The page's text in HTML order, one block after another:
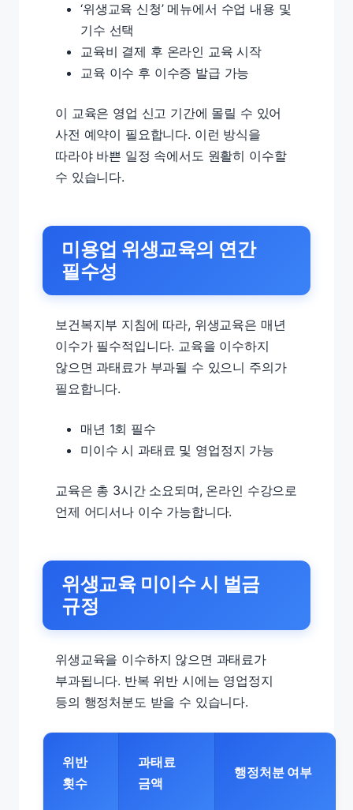
‘위생교육 신청’ 메뉴에서 수업 내용 및
기수 선택
교육비 결제 후 온라인 교육 시작
교육 이수 후 이수증 발급 가능
이 교육은 영업 신고 기간에 몰릴 수 있어
사전 예약이 필요합니다. 이런 방식을
따라야 바쁜 일정 속에서도 원활히 이수할
수 있습니다.
미용업 위생교육의 연간
필수성
보건복지부 지침에 따라, 위생교육은 매년
이수가 필수적입니다. 교육을 이수하지
않으면 과태료가 부과될 수 있으니 주의가
필요합니다.
매년 1회 필수
미이수 시 과태료 및 영업정지 가능
교육은 총 3시간 소요되며, 온라인 수강으로
언제 어디서나 이수 가능합니다.
위생교육 미이수 시 벌금
규정
위생교육을 이수하지 않으면 과태료가
부과됩니다. 반복 위반 시에는 영업정지
등의 행정처분도 받을 수 있습니다.
위반
횟수
과태료
금액
행정처분 여부